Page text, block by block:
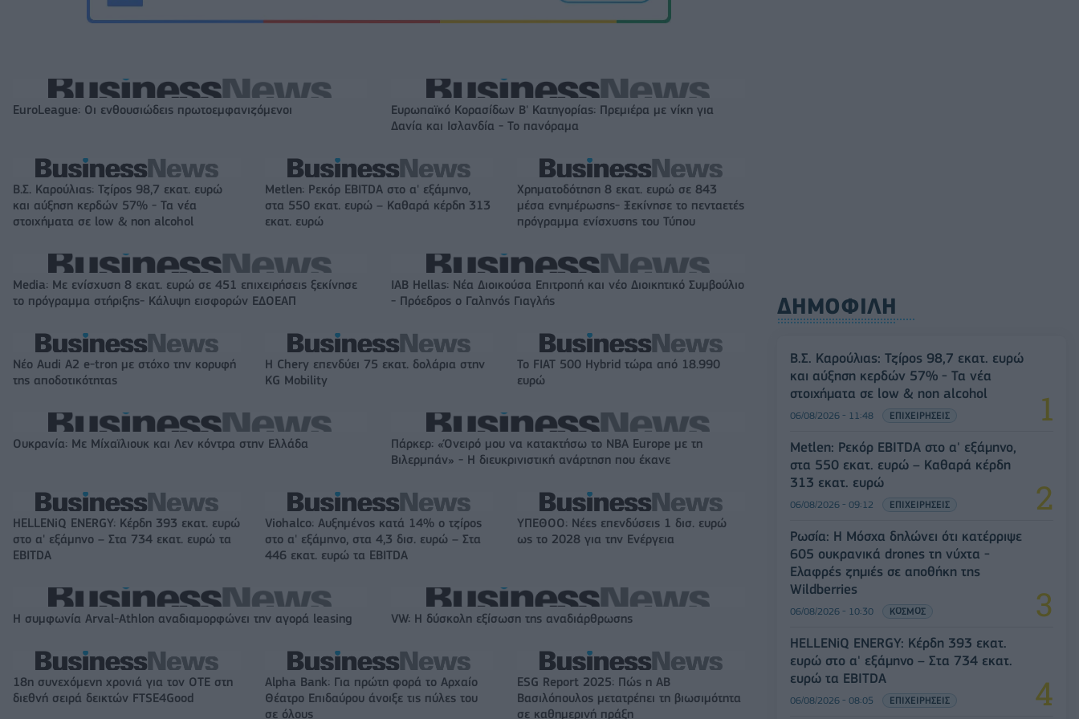
EuroLeague: Οι ενθουσιώδεις πρωτοεμφανιζόμενοι
Ευρωπαϊκό Κορασίδων Β' Κατηγορίας: Πρεμιέρα με νίκη για
Δανία και Ισλανδία - Το πανόραμα
Β.Σ. Καρούλιας: Τζίρος 98,7 εκατ. ευρώ
και αύξηση κερδών 57% - Τα νέα
στοιχήματα σε low & non alcohol
Metlen: Ρεκόρ EBITDA στο α' εξάμηνο,
στα 550 εκατ. ευρώ – Καθαρά κέρδη 313
εκατ. ευρώ
Χρηματοδότηση 8 εκατ. ευρώ σε 843
μέσα ενημέρωσης- Ξεκίνησε το πενταετές
πρόγραμμα ενίσχυσης του Τύπου
Media: Με ενίσχυση 8 εκατ. ευρώ σε 451 επιχειρήσεις ξεκίνησε
το πρόγραμμα στήριξης- Κάλυψη εισφορών ΕΔΟΕΑΠ
IAB Hellas: Νέα Διοικούσα Επιτροπή και νέο Διοικητικό Συμβούλιο
- Πρόεδρος ο Γαληνός Γιαγλής
Νέο Audi A2 e-tron με στόχο την κορυφή
της αποδοτικότητας
Η Chery επενδύει 75 εκατ. δολάρια στην
KG Mobility
Το FIAT 500 Hybrid τώρα από 18.990
ευρώ
Ουκρανία: Με Μίχαϊλιουκ και Λεν κόντρα στην Ελλάδα
Πάρκερ: «Όνειρό μου να κατακτήσω το ΝΒΑ Europe με τη
Βιλερμπάν» - Η διευκρινιστική ανάρτηση που έκανε
HELLENiQ ENERGY: Κέρδη 393 εκατ. ευρώ
στο α' εξάμηνο – Στα 734 εκατ. ευρώ τα
EBITDA
Viohalco: Αυξημένος κατά 14% ο τζίρος
στο α' εξάμηνο, στα 4,3 δισ. ευρώ – Στα
446 εκατ. ευρώ τα EBITDA
ΥΠΕΘΟΟ: Νέες επενδύσεις 1 δισ. ευρώ
ως το 2028 για την Ενέργεια
Η συμφωνία Arval-Athlon αναδιαμορφώνει την αγορά leasing VW: Η δύσκολη εξίσωση της αναδιάρθρωσης
18η συνεχόμενη χρονιά για τον ΟΤΕ στη
διεθνή σειρά δεικτών FTSE4Good
Alpha Bank: Για πρώτη φορά το Αρχαίο
Θέατρο Επιδαύρου άνοιξε τις πύλες του
σε όλους
ESG Report 2025: Πώς η ΑΒ
Βασιλόπουλος μετατρέπει τη βιωσιμότητα
σε καθημερινή πράξη
ΔΗΜΟΦΙΛΗ
Β.Σ. Καρούλιας: Τζίρος 98,7 εκατ. ευρώ
και αύξηση κερδών 57% - Τα νέα
στοιχήματα σε low & non alcohol
06/08/2026 - 11:48 ΕΠΙΧΕΙΡΗΣΕΙΣ
Metlen: Ρεκόρ EBITDA στο α' εξάμηνο,
στα 550 εκατ. ευρώ – Καθαρά κέρδη
313 εκατ. ευρώ
06/08/2026 - 09:12 ΕΠΙΧΕΙΡΗΣΕΙΣ
Ρωσία: Η Μόσχα δηλώνει ότι κατέρριψε
605 ουκρανικά drones τη νύχτα -
Ελαφρές ζημιές σε αποθήκη της
Wildberries
06/08/2026 - 10:30 ΚΟΣΜΟΣ
HELLENiQ ENERGY: Κέρδη 393 εκατ.
ευρώ στο α' εξάμηνο – Στα 734 εκατ.
ευρώ τα EBITDA
06/08/2026 - 08:05 ΕΠΙΧΕΙΡΗΣΕΙΣ